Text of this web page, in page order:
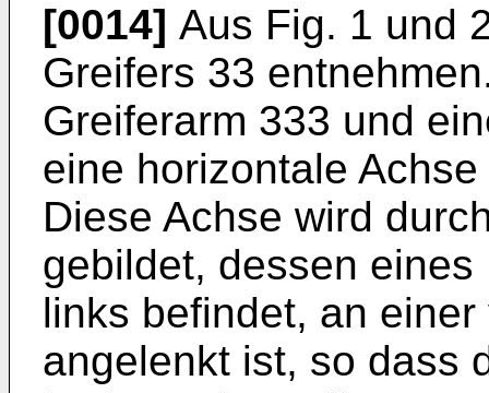
[0014] Aus Fig. 1 und
Greifers 33
Greiferarm 333 und
eine horizontale
Diese Achse wird
gebildet, dessen
links befindet, an
angelenkt ist, so dass